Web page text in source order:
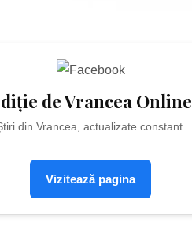
de Vrancea Online
din Vrancea, actualizate constant.
Vizitează pagina